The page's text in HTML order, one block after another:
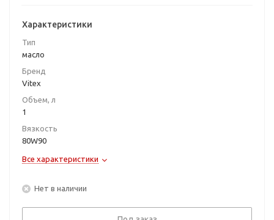
Характеристики
Тип
масло
Бренд
Vitex
Объем, л
1
Вязкость
80W90
Все характеристики
Нет в наличии